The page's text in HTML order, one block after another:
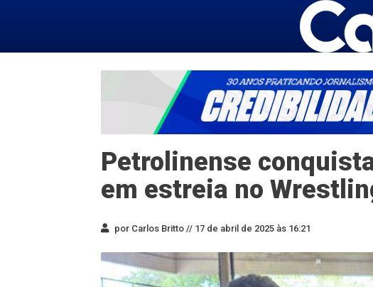
Petrolinense
em estreia no
por Carlos Britto // 17 de abril de 2025 às 16:21